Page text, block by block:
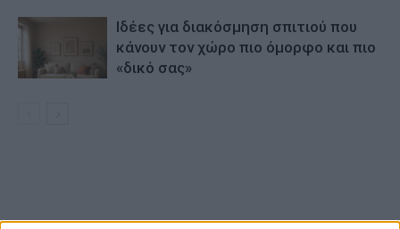
Ιδέες για διακόσμηση σπιτιού που
κάνουν τον χώρο πιο όμορφο και πιο
«δικό σας»